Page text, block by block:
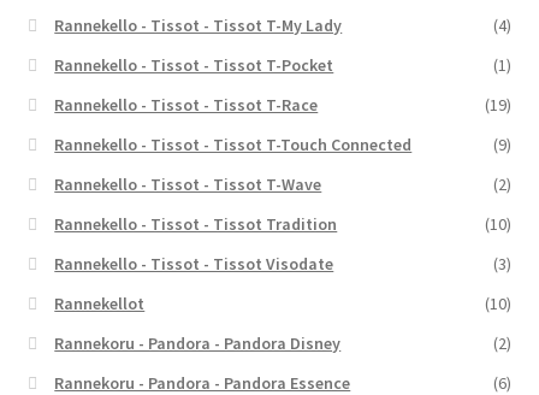
Rannekello - Tissot - Tissot T-My Lady
(4)
Rannekello - Tissot - Tissot T-Pocket
(1)
Rannekello - Tissot - Tissot T-Race
(19)
Rannekello - Tissot - Tissot T-Touch Connected
(9)
Rannekello - Tissot - Tissot T-Wave
(2)
Rannekello - Tissot - Tissot Tradition
(10)
Rannekello - Tissot - Tissot Visodate
(3)
Rannekellot
(10)
Rannekoru - Pandora - Pandora Disney
(2)
Rannekoru - Pandora - Pandora Essence
(6)